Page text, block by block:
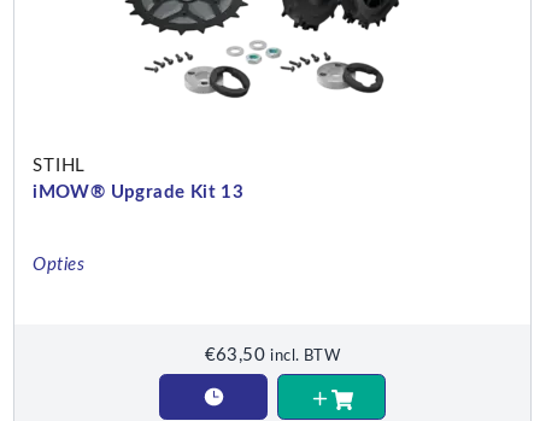
STIHL
iMOW® Upgrade Kit 13
Opties
€63,50 incl. BTW